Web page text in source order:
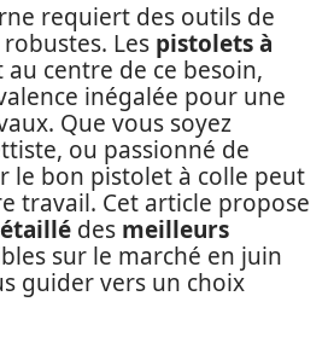
requiert des outils de
Les pistolets à
centre de ce besoin,
inégalée pour une
Que vous soyez
ou passionné de
le bon pistolet à colle peut
travail. Cet article propose
des meilleurs
sur le marché en juin
guider vers un choix